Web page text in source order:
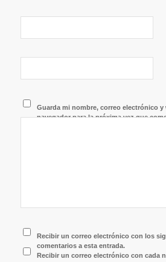
Guarda mi nombre, correo electrónico y
navegador para la próxima vez que
Recibir un correo electrónico con los
comentarios a esta entrada.
Recibir un correo electrónico con cada